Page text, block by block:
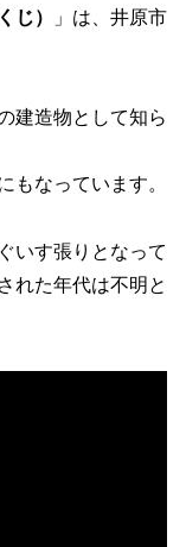
じ）
」は、井原市
建造物として知ら
もなっています。
いす張りとなって
れた年代は不明と